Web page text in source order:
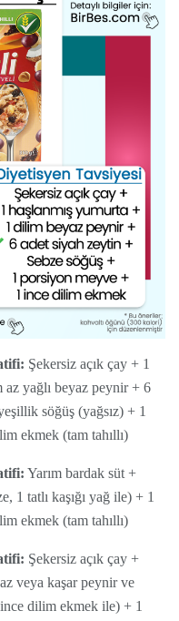
Şekersiz açık çay + 1
az yağlı beyaz peynir + 6
söğüş (yağsız) + 1
ekmek (tam tahıllı)
Yarım bardak süt +
1 tatlı kaşığı yağ ile) + 1
ekmek (tam tahıllı)
Şekersiz açık çay +
veya kaşar peynir ve
ince dilim ekmek ile) + 1